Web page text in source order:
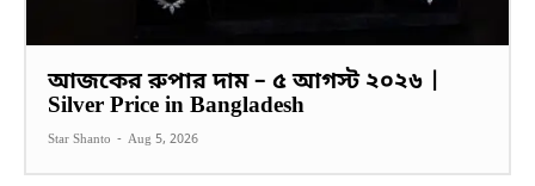
আজকের রুপার দাম – ৫ আগস্ট ২০২৬ |
Silver Price in Bangladesh
Star Shanto - Aug 5, 2026